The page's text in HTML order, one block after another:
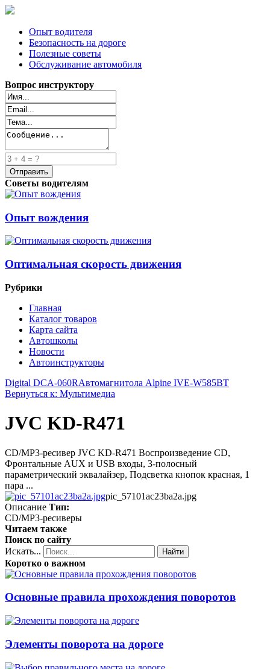
Опыт водителя
Безопасность на дороге
Полезные советы
Обслуживание автомобиля
Вопрос инструктору
Советы водителям
Опыт вождения
Оптимальная скорость движения
Рубрики
Главная
Каталог товаров
Карта сайта
Автошколы
Новости
Автоинструкторы
Digital DCA-060RАвтомагнитола Alpine IVE-W585BT
Вернуться к: Мультимедиа
JVC KD-R471
CD/MP3-ресивер JVC KD-R471 Воспроизведение CD,
Фронтальные AUX и USB входы, 3-полосный
параметрический эквалайзер, Подсветка кнопок красная, 1
пара ...
pic_57101ac23ba2a.jpg
Описание Тип:
CD/MP3-ресиверы
Читаем также
Поиск по сайту
Искать...
Найти
Коротко о важном
Основные правила прохождения поворотов
Элементы поворота на дороге